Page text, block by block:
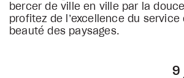
bercer de ville en ville par la
profitez de l’excellence du service
beauté des paysages.
9